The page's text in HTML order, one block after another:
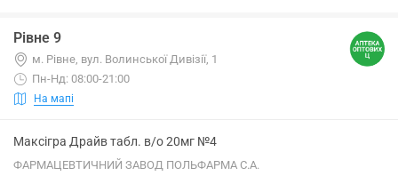
Рівне 9
м. Рівне, вул. Волинської Дивізії, 1
Пн-Нд: 08:00-21:00
На мапі
Максігра Драйв табл. в/о 20мг №4
ФАРМАЦЕВТИЧНИЙ ЗАВОД ПОЛЬФАРМА С.А.